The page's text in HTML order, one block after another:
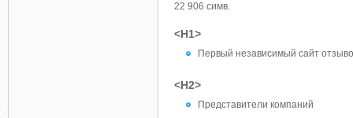
22 906 симв.
<H1>
Первый независимый сайт
<H2>
Представители компаний